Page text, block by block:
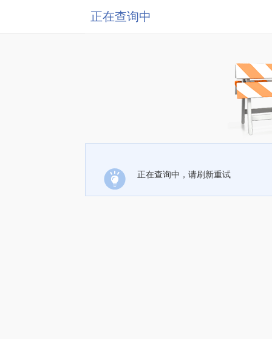
正在查询中
正在查询中，请刷新重试